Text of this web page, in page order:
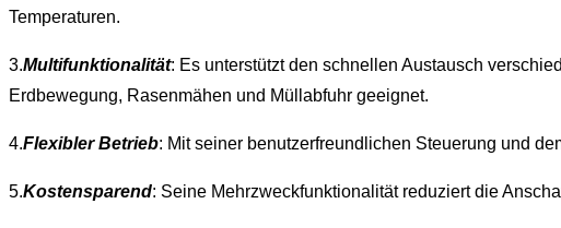
Temperaturen.
3.Multifunktionalität: Es unterstützt den schnellen Austausch
Erdbewegung, Rasenmähen und Müllabfuhr geeignet.
4.Flexibler Betrieb: Mit seiner benutzerfreundlichen Steuerung und
5.Kostensparend: Seine Mehrzweckfunktionalität reduziert die